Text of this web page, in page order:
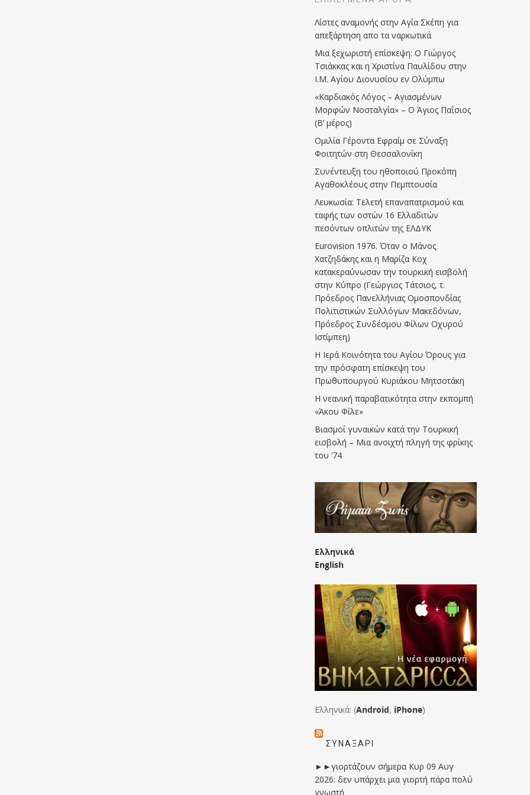
Λίστες αναμονής στην Αγία Σκέπη για
απεξάρτηση απο τα ναρκωτικά
Μια ξεχωριστή επίσκεψη: Ο Γιώργος
Τσιάκκας και η Χριστίνα Παυλίδου στην
Ι.Μ. Αγίου Διονυσίου εν Ολύμπω
«Καρδιακός Λόγος – Αγιασμένων
Μορφών Νοσταλγία» – Ο Άγιος Παΐσιος
(Β’ μέρος)
Ομιλία Γέροντα Εφραίμ σε Σύναξη
Φοιτητών στη Θεσσαλονίκη
Συνέντευξη του ηθοποιού Προκόπη
Αγαθοκλέους στην Πεμπτουσία
Λευκωσία: Τελετή επαναπατρισμού και
ταφής των οστών 16 Ελλαδιτών
πεσόντων οπλιτών της ΕΛΔΥΚ
Eurovision 1976. Όταν ο Μάνος
Χατζηδάκης και η Μαρίζα Κοχ
κατακεραύνωσαν την τουρκική εισβολή
στην Κύπρο (Γεώργιος Τάτσιος, τ.
Πρόεδρος Πανελλήνιας Ομοσπονδίας
Πολιτιστικών Συλλόγων Μακεδόνων,
Πρόεδρος Συνδέσμου Φίλων Οχυρού
Ιστίμπεη)
Η Ιερά Κοινότητα του Αγίου Όρους για
την πρόσφατη επίσκεψη του
Πρωθυπουργού Κυριάκου Μητσοτάκη
Η νεανική παραβατικότητα στην εκπομπή
«Άκου Φίλε»
Βιασμοί γυναικών κατά την Τουρκική
εισβολή – Μια ανοιχτή πληγή της φρίκης
του ’74
Ελληνικά
English
Ελληνικά: (Android, iPhone)
ΣΥΝΑΞΆΡΙ
►►γιορτάζουν σήμερα Κυρ 09 Αυγ
2026: δεν υπάρχει μια γιορτή πάρα πολύ
γνωστή